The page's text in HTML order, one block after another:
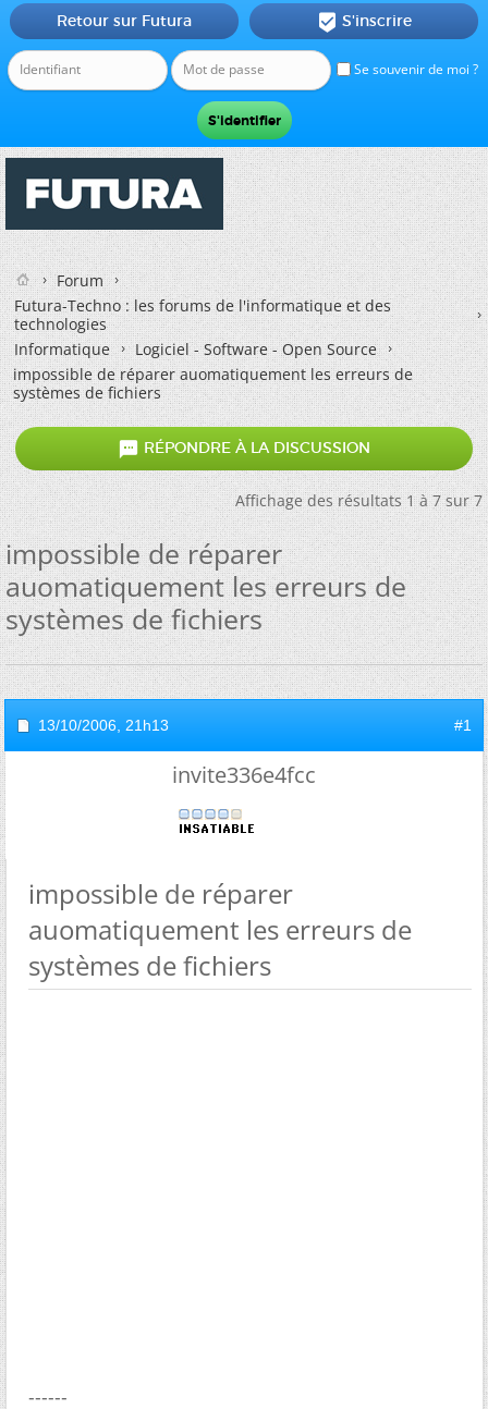
Se souvenir de moi ?
Retour sur Futura  S'inscrire
Forum
Futura-Techno : les forums de l'informatique et des
technologies
Informatique
Logiciel - Software - Open Source
impossible de réparer auomatiquement les erreurs de
systèmes de fichiers
 RÉPONDRE À LA DISCUSSION
Affichage des résultats 1 à 7 sur 7
impossible de réparer
auomatiquement les erreurs de
systèmes de fichiers
13/10/2006, 21h13 #1
invite336e4fcc
impossible de réparer
auomatiquement les erreurs de
systèmes de fichiers
------